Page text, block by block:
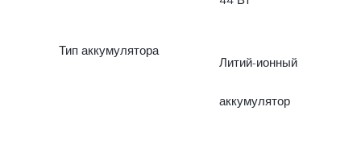
Тип аккумулятора
Литий-ионный
аккумулятор